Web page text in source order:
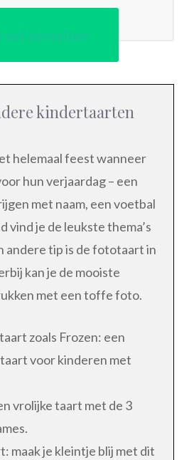
wil bestellen
kindertaarten
helemaal feest wanneer
hun verjaardag – een
met naam, een voetbal
vind je de leukste thema’s
andere tip is de fototaart in
kan je de mooiste
met een toffe foto.
zoals Frozen: een
voor kinderen met
vrolijke taart met de 3
maak je kleintje blij met dit